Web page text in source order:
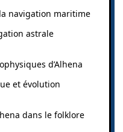
navigation maritime
astrale
d’Alhena
et évolution
dans le folklore